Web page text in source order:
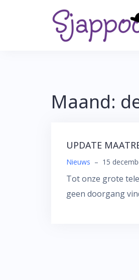
Maand:
UPDATE
Nieuws – 15
Tot onze grote
geen doorgang